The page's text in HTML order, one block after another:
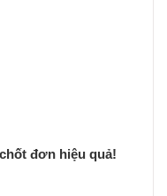
đơn hiệu quả!